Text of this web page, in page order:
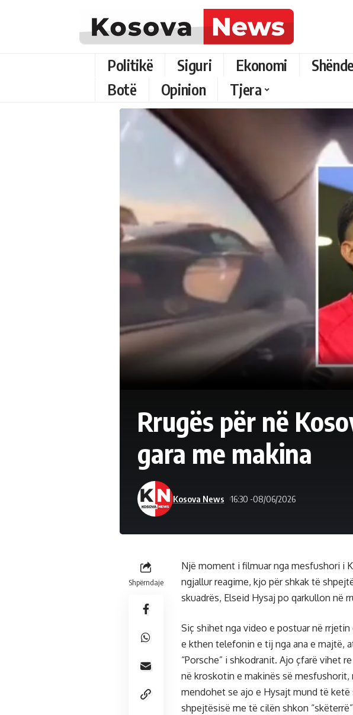
Politikë Siguri Ekonomi
Botë
Opinion Tjera
Rrugës për në
gara me makina
Kosova News 16:30 -08/06/2026
Shpërndaje
Një moment i filmuar nga mesfushori i
ngjallur reagime, kjo për shkak të
skuadrës, Elseid Hysaj po qarkullon në
Siç shihet nga video e postuar në
e kthen telefonin e tij nga ana e majtë,
“Porsche” i shkodranit. Ajo çfarë vihet
në kroskotin e makinës së mesfushorit,
mendohet se ajo e Hysajt mund të ketë
shpejtësisë me të cilën shkon